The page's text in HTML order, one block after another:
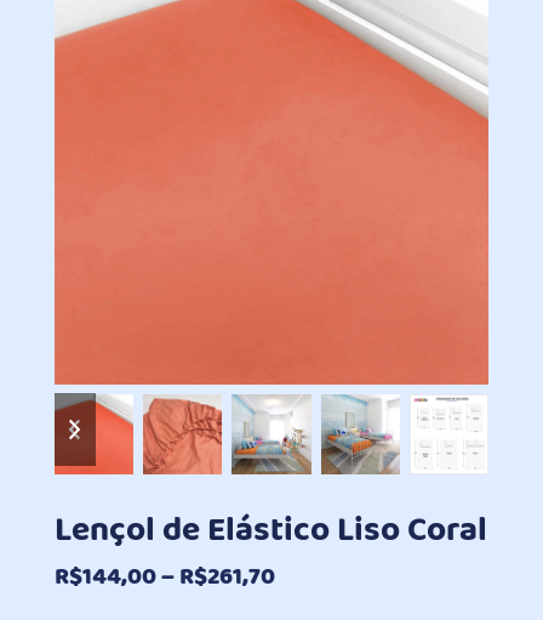
previous
slide
next
slide
Lençol de Elástico Liso Coral
R$144,00–R$261,70Faixa